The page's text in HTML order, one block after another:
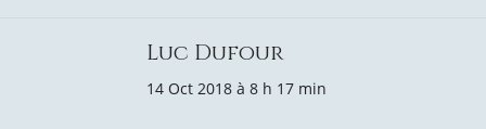
Luc Dufour
14 Oct 2018 à 8 h 17 min